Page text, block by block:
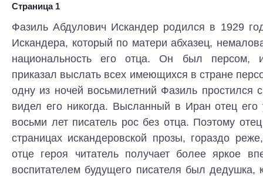
Страница 1
Фазиль Абдулович Искандер родился в 1929
Искандера, который по матери абхазец,
национальность его отца. Он был персом,
приказал выслать всех имеющихся в стране
одну из ночей восьмилетний Фазиль простился
видел его никогда. Высланный в Иран отец
восьми лет писатель рос без отца. Поэтому
страницах искандеровской прозы, гораздо
отце героя читатель получает более яркое
воспитателем будущего писателя был дедушка,